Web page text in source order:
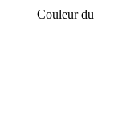
Couleur du